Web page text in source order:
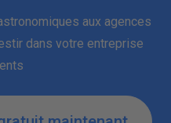
aux agences
dans votre entreprise